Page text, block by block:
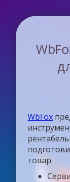
WbFox
товар.